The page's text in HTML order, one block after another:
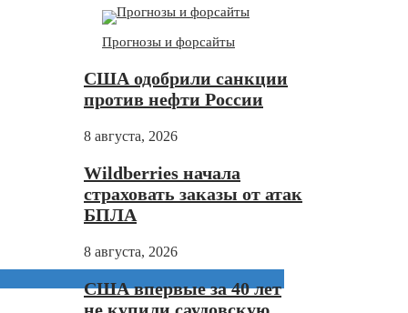
Прогнозы и форсайты
США одобрили санкции
против нефти России
8 августа, 2026
Wildberries начала
страховать заказы от атак
БПЛА
8 августа, 2026
США впервые за 40 лет